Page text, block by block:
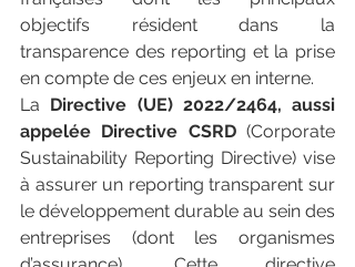
objectifs résident dans la
transparence des reporting et la prise
en compte de ces enjeux en interne.
La Directive (UE) 2022/2464, aussi
appelée Directive CSRD (Corporate
Sustainability Reporting Directive) vise
à assurer un reporting transparent sur
le développement durable au sein des
entreprises (dont les organismes